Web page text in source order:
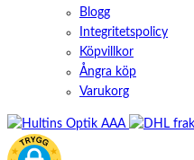
Blogg
Integritetspolicy
Köpvillkor
Ångra köp
Varukorg